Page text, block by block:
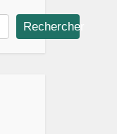
Rechercher